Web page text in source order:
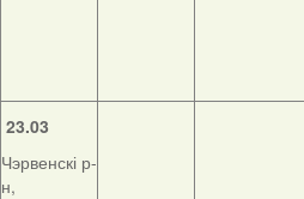
23.03
Чэрвенскі р-
н,